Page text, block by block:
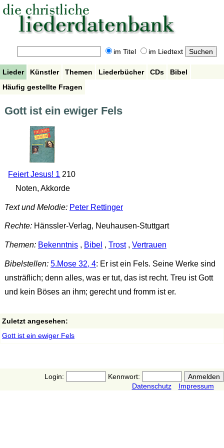
im Titel im Liedtext
Lieder Künstler Themen Liederbücher CDs
Bibel
Häufig gestellte Fragen
Gott ist ein ewiger Fels
Feiert Jesus! 1 210
Noten, Akkorde
Text und Melodie: Peter Rettinger
Rechte:Hänssler-Verlag, Neuhausen-Stuttgart
Themen: Bekenntnis, Bibel , Trost, Vertrauen
Bibelstellen: 5.Mose 32, 4: Er ist ein Fels. Seine Werke sind
unsträflich; denn alles, was er tut, das ist recht. Treu ist Gott
und kein Böses an ihm; gerecht und fromm ist er.
Zuletzt angesehen:
Gott ist ein ewiger Fels
Login:
Kennwort:
Datenschutz
Impressum